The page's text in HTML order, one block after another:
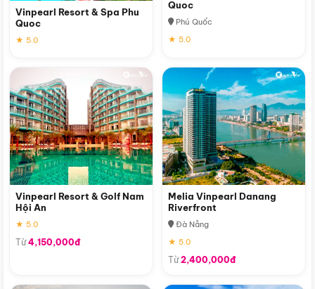
Vinpearl Resort & Spa Phu
Quoc
★ 5.0
Quoc
Phú Quốc
★ 5.0
Vinpearl Resort & Golf Nam
Hội An
★ 5.0
Từ4,150,000đ
Melia Vinpearl Danang
Riverfront
Đà Nẵng
★ 5.0
Từ2,400,000đ